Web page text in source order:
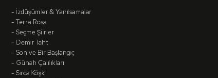
İzdüşümler & Yanılsamalar
Terra Rosa
Seçme Şiirler
Demir Taht
Son ve Bir Başlangıç
Günah Çalılıkları
Sırca Köşk